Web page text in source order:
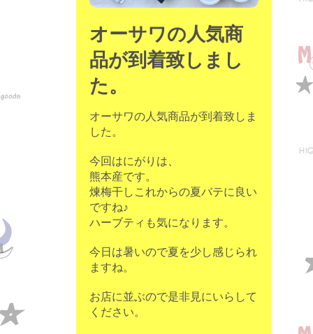
オーサワの人気商
品が到着致しまし
た。
オーサワの人気商品が到着致しま
した。
今回はにがりは、
熊本産です。
煉梅干しこれからの夏バテに良い
ですね♪
ハーブティも気になります。
今日は暑いので夏を少し感じられ
ますね。
お店に並ぶので是非見にいらして
ください。